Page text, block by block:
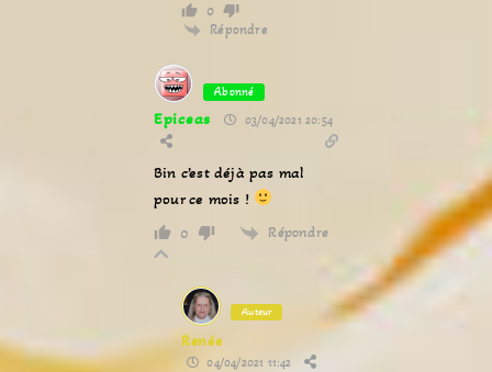
0
Répondre
Abonné
Epiceas 03/04/2021 20:54
Bin c’est déjà pas mal
pour ce mois !
0 Répondre
Auteur
Renée
04/04/2021 11:42